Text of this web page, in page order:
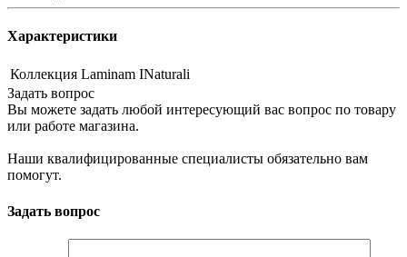
Характеристики
Коллекция Laminam INaturali
Задать вопрос
Вы можете задать любой интересующий вас вопрос по товару
или работе магазина.
Наши квалифицированные специалисты обязательно вам
помогут.
Задать вопрос